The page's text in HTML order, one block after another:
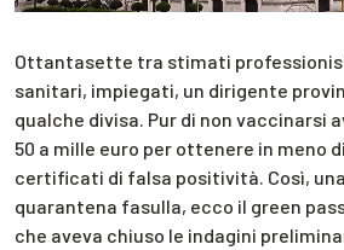
Ottantasette tra stimati
sanitari, impiegati, un dirigente
qualche divisa. Pur di non vaccinarsi
50 a mille euro per ottenere in meno
certificati di falsa positività. Così,
quarantena fasulla, ecco il green
che aveva chiuso le indagini